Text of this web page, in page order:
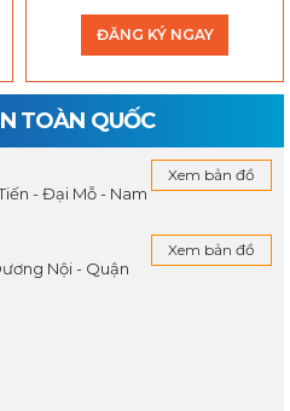
ĐĂNG KÝ NGAY
TOÀN QUỐC
Xem bản đồ
- Đại Mỗ - Nam
Xem bản đồ
Nội - Quận